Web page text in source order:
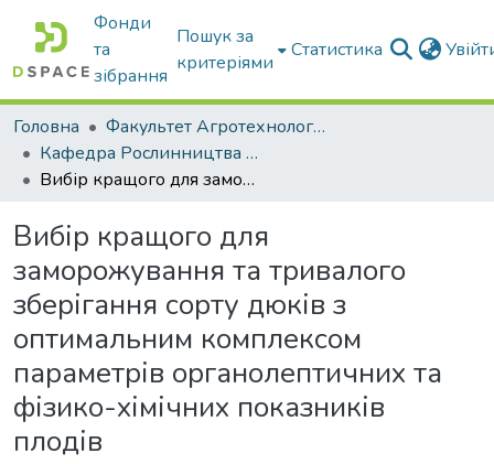
Фонди
та
зібрання
Пошук за
критеріями
Статистика
Головна
Факультет Агротехнологій та екології
Кафедра Рослинництва та садівництва ім. професора В.В. Калитки
Вибір кращого для заморожування та тривалого зберігання сорту дюків з оптимальним комплексом параметрів органолептичних та фізико-хімічних показників плодів
Вибір кращого для
заморожування та тривалого
зберігання сорту дюків з
оптимальним комплексом
параметрів органолептичних та
фізико-хімічних показників
плодів